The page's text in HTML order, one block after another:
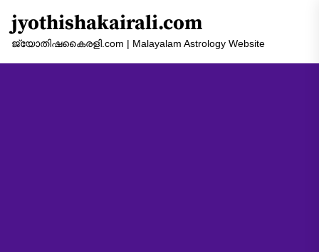
the
jyothishakairali.com
ജ്യോതിഷകൈരളി.com | Malayalam Astrology Website